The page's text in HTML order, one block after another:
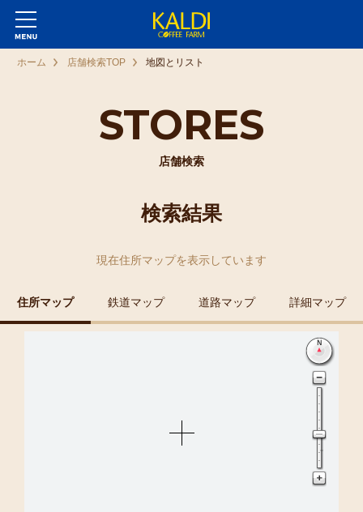
STORES
店舗検索
ホーム 店舗検索TOP 地図とリスト
検索結果
現在住所マップを表示しています
住所マップ 鉄道マップ 道路マップ 詳細マップ